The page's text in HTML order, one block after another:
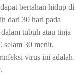
bertahan hidup di
dari 30 hari pada
tubuh atau tinja
selam 30 menit.
virus ini adalah